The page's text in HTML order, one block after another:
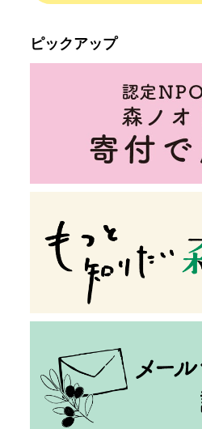
ピックアップ